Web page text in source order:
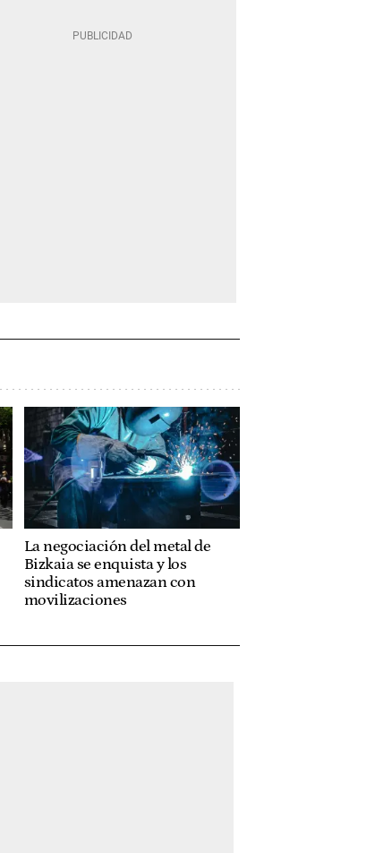
La negociación del metal de
Bizkaia se enquista y los
sindicatos amenazan con
movilizaciones